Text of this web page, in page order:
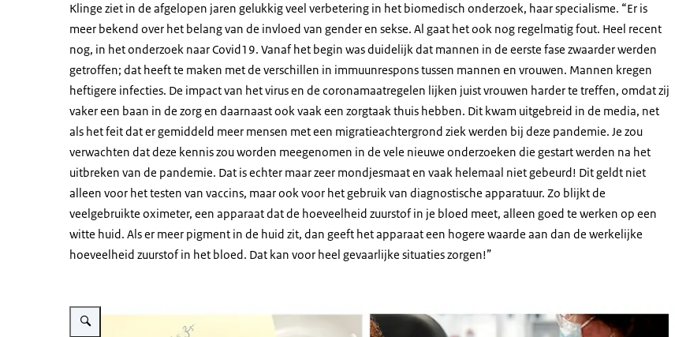
Klinge ziet in de afgelopen jaren gelukkig veel verbetering in het biomedisch onderzoek, haar specialisme. “Er is
meer bekend over het belang van de invloed van gender en sekse. Al gaat het ook nog regelmatig fout. Heel recent
nog, in het onderzoek naar Covid19. Vanaf het begin was duidelijk dat mannen in de eerste fase zwaarder werden
getroffen; dat heeft te maken met de verschillen in immuunrespons tussen mannen en vrouwen. Mannen kregen
heftigere infecties. De impact van het virus en de coronamaatregelen lijken juist vrouwen harder te treffen, omdat zij
vaker een baan in de zorg en daarnaast ook vaak een zorgtaak thuis hebben. Dit kwam uitgebreid in de media, net
als het feit dat er gemiddeld meer mensen met een migratieachtergrond ziek werden bij deze pandemie. Je zou
verwachten dat deze kennis zou worden meegenomen in de vele nieuwe onderzoeken die gestart werden na het
uitbreken van de pandemie. Dat is echter maar zeer mondjesmaat en vaak helemaal niet gebeurd! Dit geldt niet
alleen voor het testen van vaccins, maar ook voor het gebruik van diagnostische apparatuur. Zo blijkt de
veelgebruikte oximeter, een apparaat dat de hoeveelheid zuurstof in je bloed meet, alleen goed te werken op een
witte huid. Als er meer pigment in de huid zit, dan geeft het apparaat een hogere waarde aan dan de werkelijke
hoeveelheid zuurstof in het bloed. Dat kan voor heel gevaarlijke situaties zorgen!”
Vergroot afbeelding Collage corona